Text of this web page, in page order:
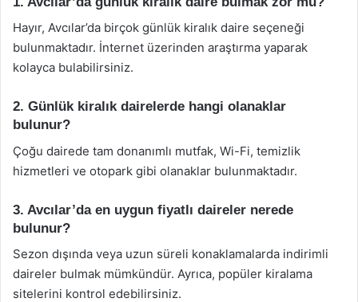
Hayır, Avcılar’da birçok günlük kiralık daire seçeneği
bulunmaktadır. İnternet üzerinden araştırma yaparak
kolayca bulabilirsiniz.
2. Günlük kiralık dairelerde hangi olanaklar
bulunur?
Çoğu dairede tam donanımlı mutfak, Wi-Fi, temizlik
hizmetleri ve otopark gibi olanaklar bulunmaktadır.
3. Avcılar’da en uygun fiyatlı daireler nerede
bulunur?
Sezon dışında veya uzun süreli konaklamalarda indirimli
daireler bulmak mümkündür. Ayrıca, popüler kiralama
sitelerini kontrol edebilirsiniz.